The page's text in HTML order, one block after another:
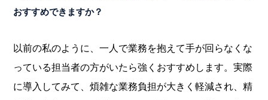
おすすめできますか？
以前の私のように、一人で業務を抱えて手が回らなくな
っている担当者の方がいたら強くおすすめします。実際
に導入してみて、煩雑な業務負担が大きく軽減され、精